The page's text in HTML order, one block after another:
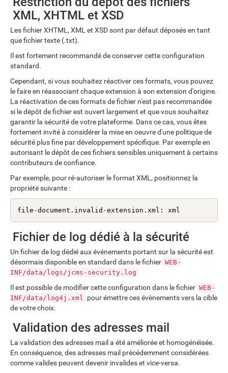
XML, XHTML et XSD
Les fichier XHTML, XML et XSD sont par défaut déposés en tant
que fichier texte (.txt).
Il est fortement recommandé de conserver cette configuration
standard.
Cependant, si vous souhaitez réactiver ces formats, vous pouvez
le faire en réassociant chaque extension à son extension d'origine.
La réactivation de ces formats de fichier n'est pas recommandée
si le dépôt de fichier est ouvert largement et que vous souhaitez
garantir la sécurité de votre plateforme. Dans ce cas, vous êtes
fortement invité à considérer la mise en oeuvre d'une politique de
sécurité plus fine par développement spécifique. Par exemple en
autorisant le dépôt de ces fichiers sensibles uniquement à certains
contributeurs de confiance.
Par exemple, pour ré-autoriser le format XML, positionnez la
propriété suivante :
file-document.invalid-extension.xml: xml
Fichier de log dédié à la sécurité
Un fichier de log dédié aux événements portant sur la sécurité est
désormais disponible en standard dans le fichier WEB-
INF/data/logs/jcms-security.log
Il est possible de modifier cette configuration dans le fichier WEB-
INF/data/log4j.xml
pour émettre ces évènements vers la cible
de votre choix.
Validation des adresses mail
La validation des adresses mail a été améliorée et homogénéisée.
En conséquence, des adresses mail précédemment considérées
comme valides peuvent devenir invalides et vice-versa.